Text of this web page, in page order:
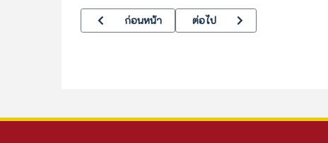
เนื้อหาก่อนหน้า: ผู้บริหาร
ก่อนหน้า เนื้อหาถัดไป: ข้อมูลผู้บริหาร
ต่อไป